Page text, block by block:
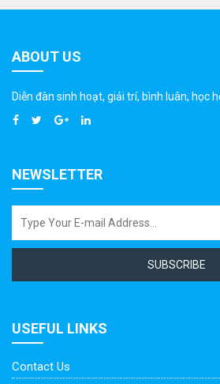
ABOUT US
Diễn đàn sinh hoạt, giải trí, bình luân, học
NEWSLETTER
SUBSCRIBE
USEFUL LINKS
Contact Us